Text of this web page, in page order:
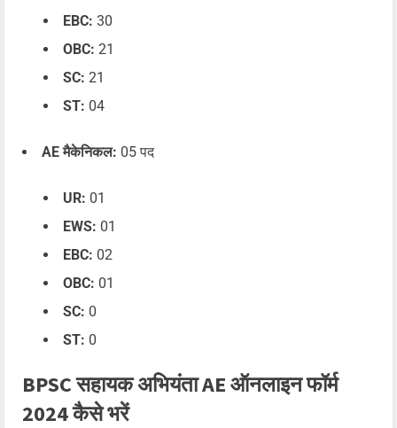
EBC: 30
OBC: 21
SC: 21
ST: 04
AE मैकेनिकल: 05 पद
UR: 01
EWS: 01
EBC: 02
OBC: 01
SC: 0
ST: 0
BPSC सहायक अभियंता AE ऑनलाइन फॉर्म
2024 कैसे भरें